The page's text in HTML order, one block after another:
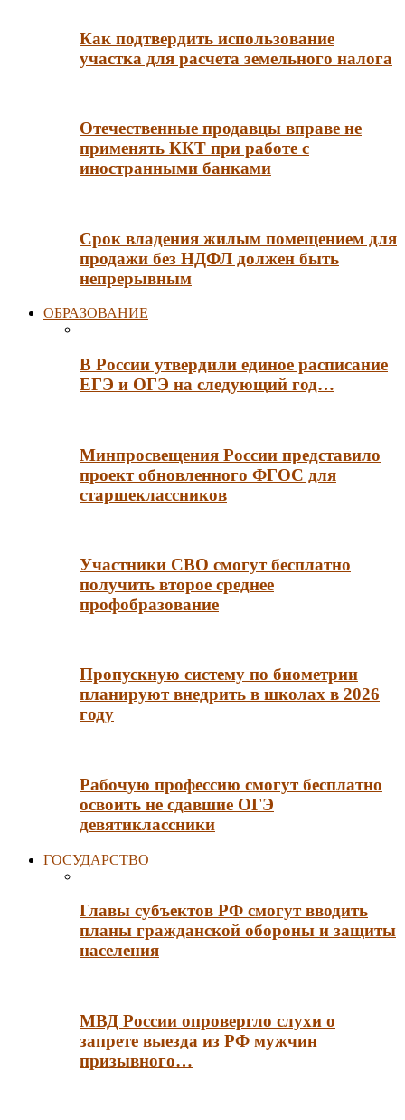
Как подтвердить использование
участка для расчета земельного налога
Отечественные продавцы вправе не
применять ККТ при работе с
иностранными банками
Срок владения жилым помещением для
продажи без НДФЛ должен быть
непрерывным
ОБРАЗОВАНИЕ
В России утвердили единое расписание
ЕГЭ и ОГЭ на следующий год…
Минпросвещения России представило
проект обновленного ФГОС для
старшеклассников
Участники СВО смогут бесплатно
получить второе среднее
профобразование
Пропускную систему по биометрии
планируют внедрить в школах в 2026
году
Рабочую профессию смогут бесплатно
освоить не сдавшие ОГЭ
девятиклассники
ГОСУДАРСТВО
Главы субъектов РФ смогут вводить
планы гражданской обороны и защиты
населения
МВД России опровергло слухи о
запрете выезда из РФ мужчин
призывного…